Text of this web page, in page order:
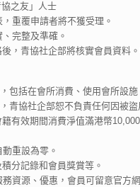
之友」人士
重覆申請者將不獲受理。
完整及準確。
，青協社企部將核實會員資料
包括在會所消費、使用會所設
青協社企部恕不負責任何因被盜
有效期間消費淨值滿港幣
重設為零。
分記錄和會員獎賞等。
資源、優惠，會員可留意官方